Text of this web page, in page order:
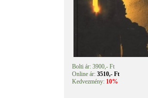
Bolti ár: 3900,- Ft
Online ár: 3510,- Ft
Kedvezmény: 10%